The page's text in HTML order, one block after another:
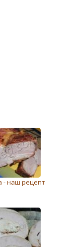
- наш рецепт